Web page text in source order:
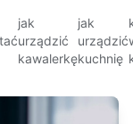
jak
urządzić
kawalerkę
jak
urządzić
kuchnię